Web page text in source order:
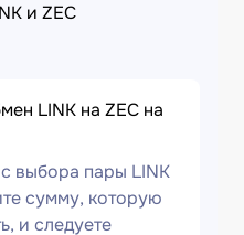
и ZEC
LINK на ZEC на
выбора пары LINK
сумму, которую
и следуете